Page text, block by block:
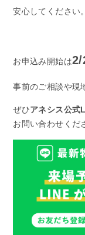
安心してください。
お申込み開始は2/
事前のご相談や現
ぜひアネシス公式
お問い合わせくだ